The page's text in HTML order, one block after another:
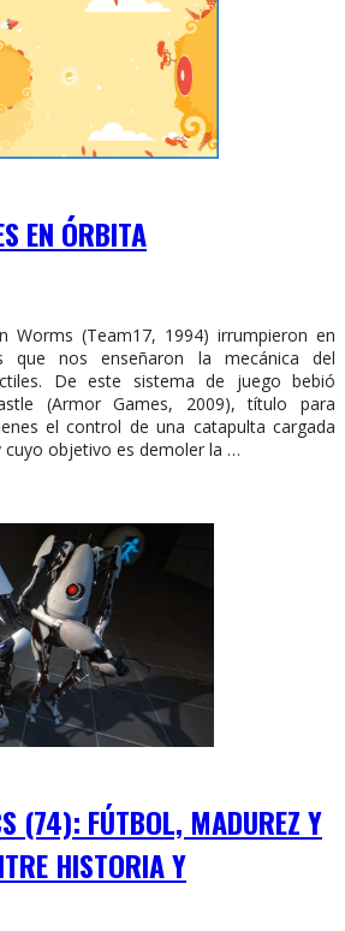
EN ÓRBITA
Worms (Team17, 1994) irrumpieron en
que nos enseñaron la mecánica del
De este sistema de juego bebió
(Armor Games, 2009), título para
el control de una catapulta cargada
cuyo objetivo es demoler la …
(74): FÚTBOL, MADUREZ Y
HISTORIA Y